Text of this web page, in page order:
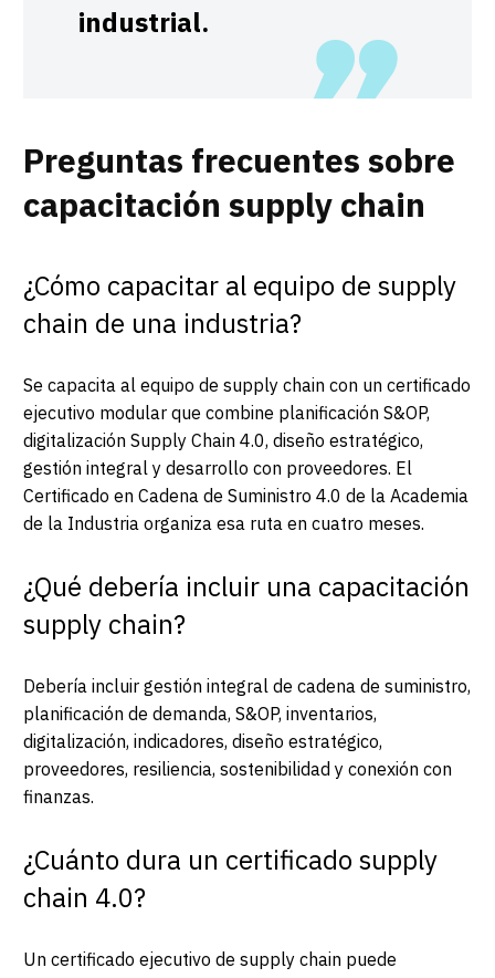
industrial.
Preguntas frecuentes sobre
capacitación supply chain
¿Cómo capacitar al equipo de supply
chain de una industria?
Se capacita al equipo de supply chain con un certificado
ejecutivo modular que combine planificación S&OP,
digitalización Supply Chain 4.0, diseño estratégico,
gestión integral y desarrollo con proveedores. El
Certificado en Cadena de Suministro 4.0 de la Academia
de la Industria organiza esa ruta en cuatro meses.
¿Qué debería incluir una capacitación
supply chain?
Debería incluir gestión integral de cadena de suministro,
planificación de demanda, S&OP, inventarios,
digitalización, indicadores, diseño estratégico,
proveedores, resiliencia, sostenibilidad y conexión con
finanzas.
¿Cuánto dura un certificado supply
chain 4.0?
Un certificado ejecutivo de supply chain puede